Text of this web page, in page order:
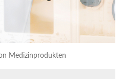
Medizinprodukten